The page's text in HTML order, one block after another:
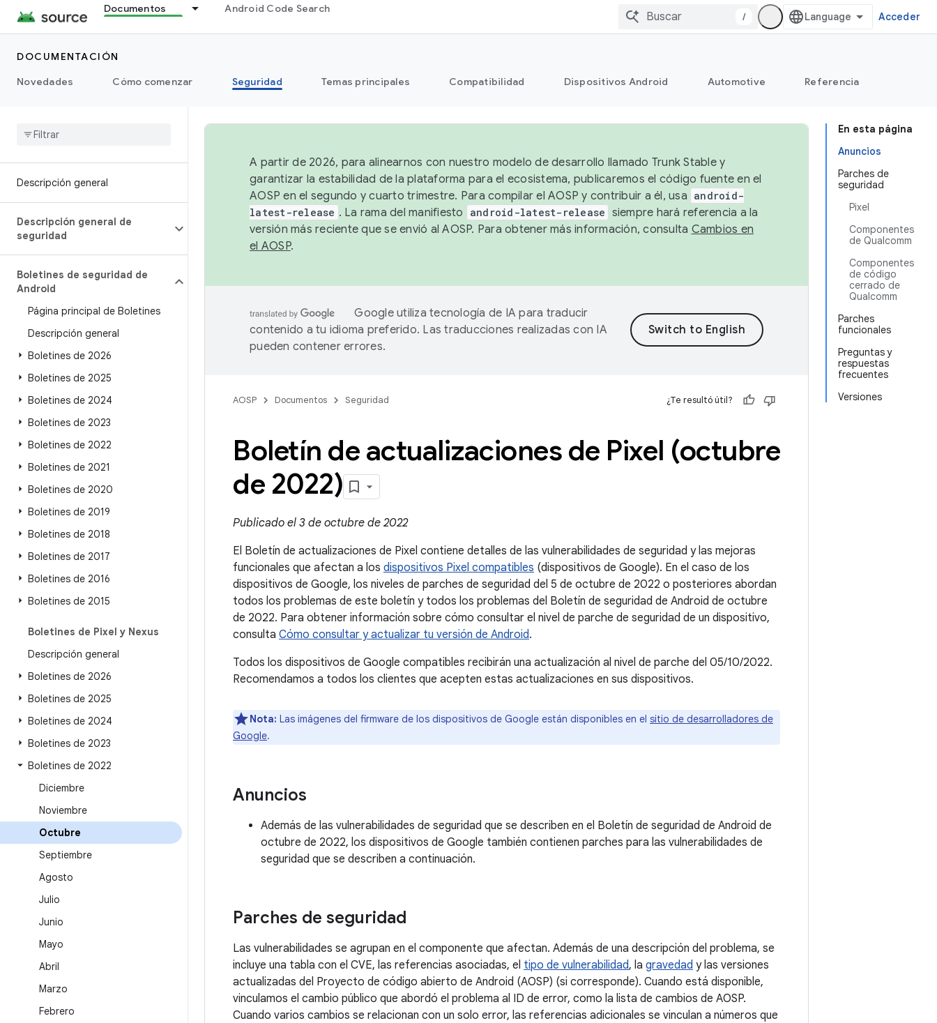
Documentos Android Code Search
/ Acceder
DOCUMENTACIÓN
Novedades
Cómo comenzar Seguridad Temas principales Compatibilidad Dispositivos Android Automotive Referencia
Descripción general
Descripción general de
seguridad
Boletines de seguridad de
Android
Página principal de Boletines
Descripción general
Boletines de 2026
Boletines de 2025
Boletines de 2024
Boletines de 2023
Boletines de 2022
Boletines de 2021
Boletines de 2020
Boletines de 2019
Boletines de 2018
Boletines de 2017
Boletines de 2016
Boletines de 2015
Boletines de Pixel y Nexus
Descripción general
Boletines de 2026
Boletines de 2025
Boletines de 2024
Boletines de 2023
Boletines de 2022
Diciembre
Noviembre
Octubre
Septiembre
Agosto
Julio
Junio
Mayo
Abril
Marzo
Febrero
En esta página
Anuncios
Parches de
seguridad
Pixel
Componentes
de Qualcomm
Componentes
de código
cerrado de
Qualcomm
Parches
funcionales
Preguntas y
respuestas
frecuentes
Versiones
A partir de 2026, para alinearnos con nuestro modelo de desarrollo llamado Trunk Stable y
garantizar la estabilidad de la plataforma para el ecosistema, publicaremos el código fuente en el
AOSP en el segundo y cuarto trimestre. Para compilar el AOSP y contribuir a él, usa android-
latest-release . La rama del manifiesto android-latest-release siempre hará referencia a la
versión más reciente que se envió al AOSP. Para obtener más información, consulta Cambios en
el AOSP.
Google utiliza tecnología de IA para traducir
contenido a tu idioma preferido. Las traducciones realizadas con IA
pueden contener errores.
AOSP Documentos Seguridad ¿Te resultó útil?
Boletín de actualizaciones de Pixel (octubre
de 2022)
Publicado el 3 de octubre de 2022
El Boletín de actualizaciones de Pixel contiene detalles de las vulnerabilidades de seguridad y las mejoras
funcionales que afectan a los dispositivos Pixel compatibles (dispositivos de Google). En el caso de los
dispositivos de Google, los niveles de parches de seguridad del 5 de octubre de 2022 o posteriores abordan
todos los problemas de este boletín y todos los problemas del Boletín de seguridad de Android de octubre
de 2022. Para obtener información sobre cómo consultar el nivel de parche de seguridad de un dispositivo,
consulta Cómo consultar y actualizar tu versión de Android.
Todos los dispositivos de Google compatibles recibirán una actualización al nivel de parche del 05/10/2022.
Recomendamos a todos los clientes que acepten estas actualizaciones en sus dispositivos.
Nota: Las imágenes del firmware de los dispositivos de Google están disponibles en el sitio de desarrolladores de
Google.
Anuncios
Además de las vulnerabilidades de seguridad que se describen en el Boletín de seguridad de Android de
octubre de 2022, los dispositivos de Google también contienen parches para las vulnerabilidades de
seguridad que se describen a continuación.
Parches de seguridad
Las vulnerabilidades se agrupan en el componente que afectan. Además de una descripción del problema, se
incluye una tabla con el CVE, las referencias asociadas, el tipo de vulnerabilidad, la gravedad y las versiones
actualizadas del Proyecto de código abierto de Android (AOSP) (si corresponde). Cuando está disponible,
vinculamos el cambio público que abordó el problema al ID de error, como la lista de cambios de AOSP.
Cuando varios cambios se relacionan con un solo error, las referencias adicionales se vinculan a números que